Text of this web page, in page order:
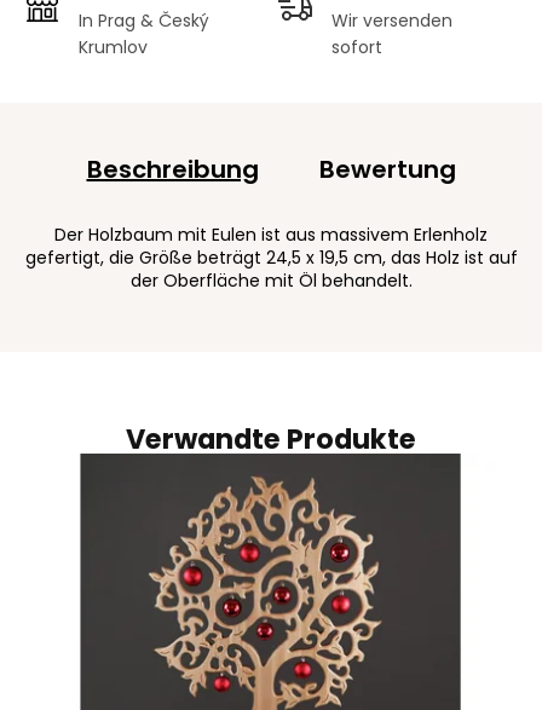
In Prag & Český
Krumlov
Wir versenden
sofort
Verwandte Produkte
Beschreibung Bewertung
Der Holzbaum mit Eulen ist aus massivem Erlenholz
gefertigt, die Größe beträgt 24,5 x 19,5 cm, das Holz ist auf
der Oberfläche mit Öl behandelt.